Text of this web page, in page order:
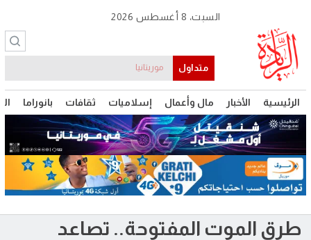
الرئيسية الأخبار مال وأعمال إسلاميات ثقافات بانوراما
السبت، 8 أغسطس 2026
متداول موريتانيا
طرق الموت المفتوحة.. تصاعد